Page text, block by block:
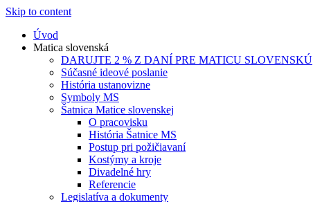
Skip to content
Úvod
Matica slovenská
DARUJTE 2 % Z DANÍ PRE MATICU SLOVENSKÚ
Súčasné ideové poslanie
História ustanovizne
Symboly MS
Šatnica Matice slovenskej
O pracovisku
História Šatnice MS
Postup pri požičiavaní
Kostýmy a kroje
Divadelné hry
Referencie
Legislatíva a dokumenty